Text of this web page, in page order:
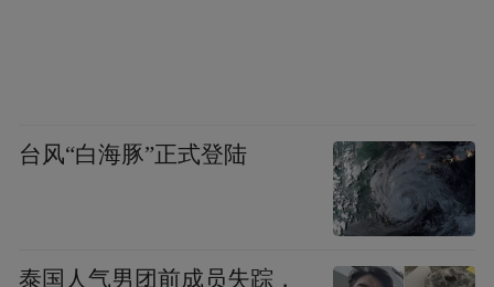
台风“白海豚”正式登陆
泰国人气男团前成员失踪，